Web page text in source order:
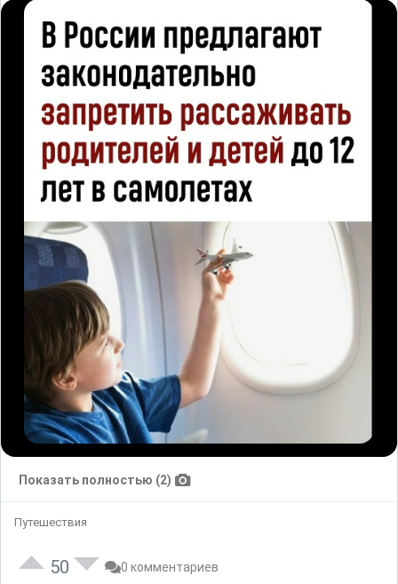
Показать полностью (2)
Путешествия
50 0 комментариев